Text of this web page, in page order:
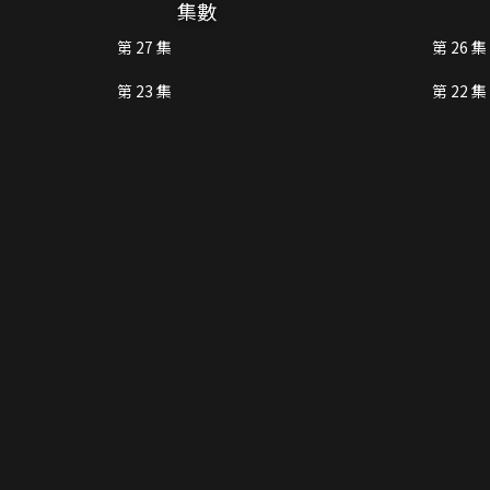
集數
第 27 集 第 26 集
第 23 集
第 22 集